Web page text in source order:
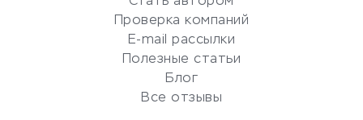
Сервисы по поиску работы
Сетевой маркетинг
УСЛУГИ ДЛЯ БИЗНЕСА
Проверка компаний
E-mail рассылки
Полезные статьи
Блог
Все отзывы